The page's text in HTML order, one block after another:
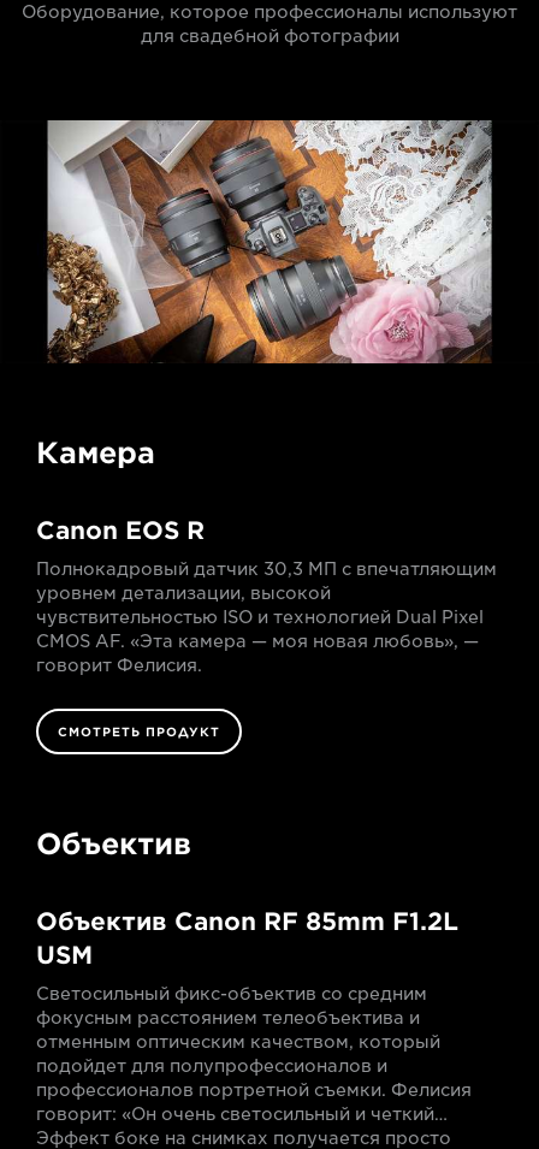
Оборудование, которое профессионалы используют
для свадебной фотографии
Камера
Canon EOS R
Полнокадровый датчик 30,3 МП с впечатляющим
уровнем детализации, высокой
чувствительностью ISO и технологией Dual Pixel
CMOS AF. «Эта камера — моя новая любовь», —
говорит Фелисия.
СМОТРЕТЬ ПРОДУКТ
Объектив
Объектив Canon RF 85mm F1.2L
USM
Светосильный фикс-объектив со средним
фокусным расстоянием телеобъектива и
отменным оптическим качеством, который
подойдет для полупрофессионалов и
профессионалов портретной съемки. Фелисия
говорит: «Он очень светосильный и четкий…
Эффект боке на снимках получается просто